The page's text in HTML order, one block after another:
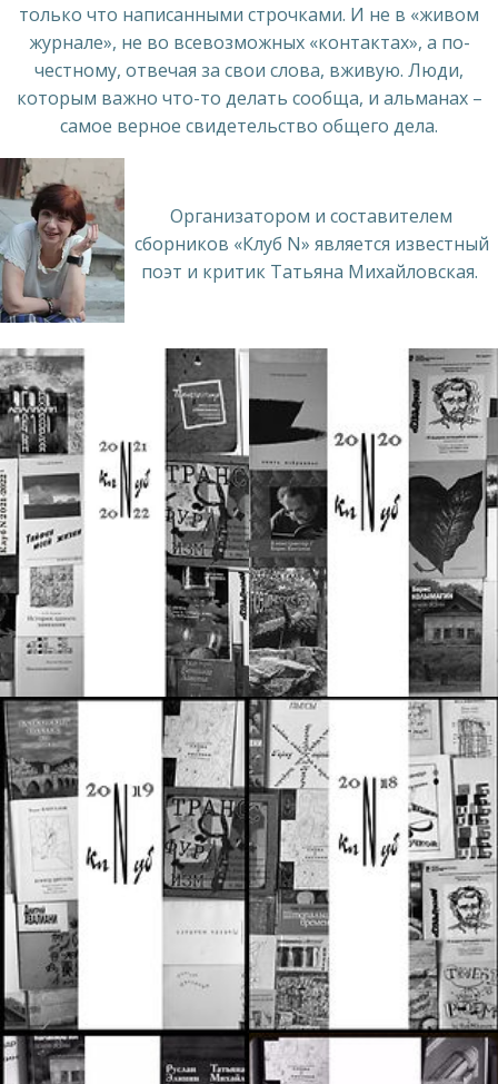
только что написанными строчками. И не в «живом
журнале», не во всевозможных «контактах», а по-
честному, отвечая за свои слова, вживую. Люди,
которым важно что-то делать сообща, и альманах –
самое верное свидетельство общего дела.
Организатором и составителем
сборников «Клуб N» является известный
поэт и критик Татьяна Михайловская.